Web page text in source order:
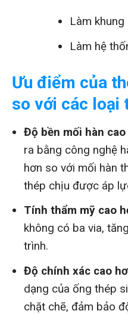
Làm khung
Làm hệ
Ưu điểm của
so với các loại
Độ bền mối hàn cao
ra bằng công nghệ
hơn so với mối hàn
thép chịu được áp
Tính thẩm mỹ cao
không có ba via,
trình.
Độ chính xác cao
dạng của ống thép
chặt chẽ, đảm bảo